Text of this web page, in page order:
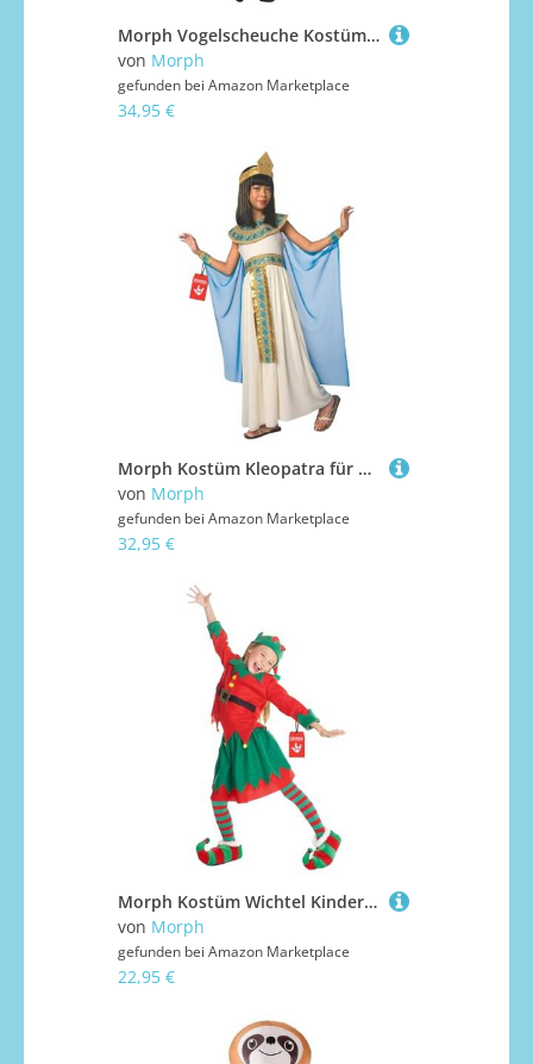
Morph Vogelscheuche Kostüm für Kinder, Perfekt für Halloween und Karneval, Lustige Verkleidung, L
von Morph
gefunden bei Amazon Marketplace
34,95 €
Morph Kostüm Kleopatra für Mädchen, Ägyptische Königin, Ideal für Karneval und Fasching, Hochwertige Verkleidung, S
von Morph
gefunden bei Amazon Marketplace
32,95 €
Morph Kostüm Wichtel Kinder Elfe Mädchen Weihnachtskostüm Kinder Größe M
von Morph
gefunden bei Amazon Marketplace
22,95 €